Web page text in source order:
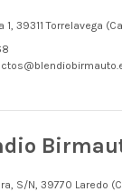
1, 39311 Torrelavega
S/N, 39770 Laredo